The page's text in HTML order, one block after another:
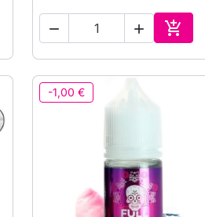
  
Αγορά
-1,00 €